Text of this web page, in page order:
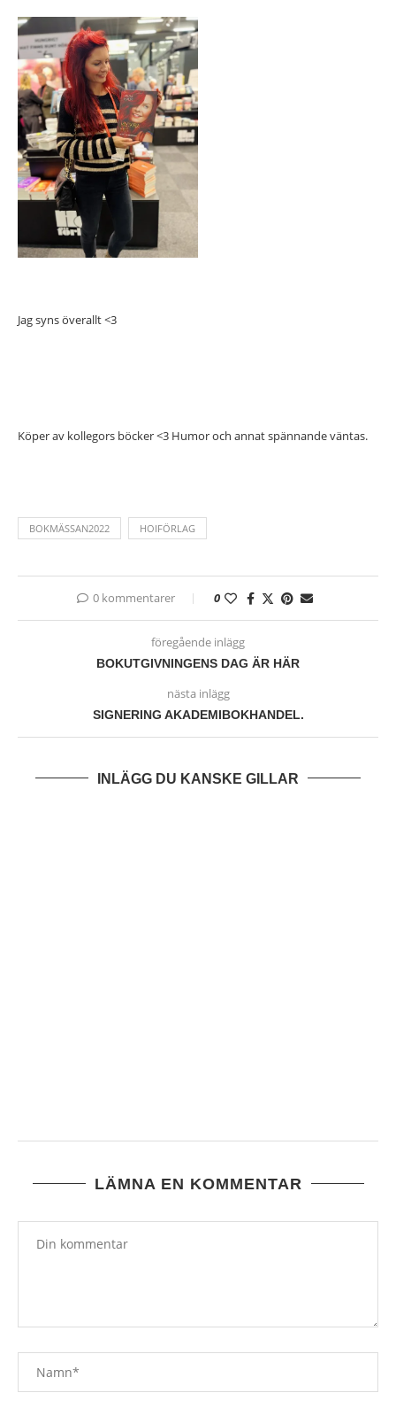
Jag syns överallt <3
Köper av kollegors böcker <3 Humor och annat spännande väntas.
BOKMÄSSAN2022 HOIFÖRLAG
0 kommentarer 0
föregående inlägg
BOKUTGIVNINGENS DAG ÄR HÄR
nästa inlägg
SIGNERING AKADEMIBOKHANDEL.
INLÄGG DU KANSKE GILLAR
LÄMNA EN KOMMENTAR